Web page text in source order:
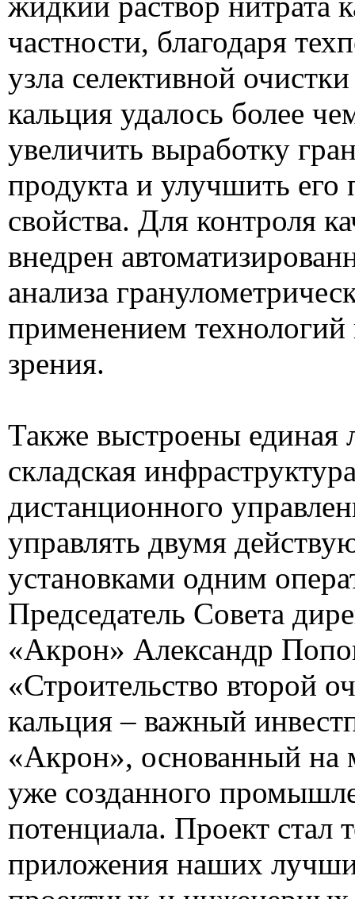
частности, благодаря
узла селективной
кальция удалось более
увеличить выработку
продукта и улучшить его
свойства. Для контроля
внедрен
анализа
применением
зрения.
Также выстроены единая
складская
дистанционного
управлять двумя
установками одним
Председатель Совета
«Акрон» Александр
«Строительство второй
кальция – важный
«Акрон», основанный на
уже созданного
потенциала. Проект стал
приложения наших